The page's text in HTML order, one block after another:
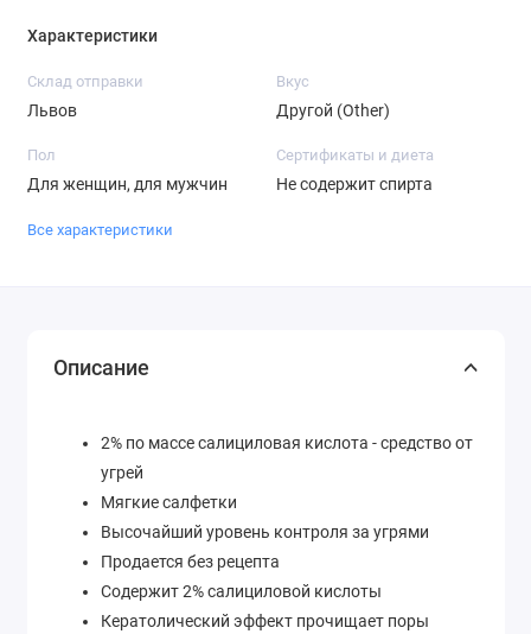
Характеристики
Склад отправки
Львов
Вкус
Другой (Other)
Пол
Для женщин, для мужчин
Сертификаты и диета
Не содержит спирта
Все характеристики
Описание
2% по массе cалициловая кислота - средство от
угрей
Мягкие салфетки
Высочайший уровень контроля за угрями
Продается без рецепта
Содержит 2% салициловой кислоты
Кератолический эффект прочищает поры